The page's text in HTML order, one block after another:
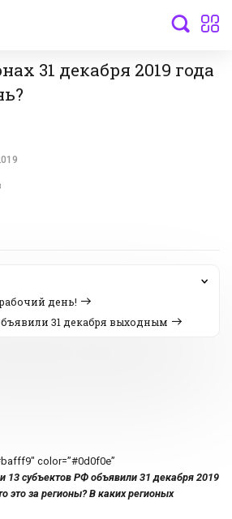
31 декабря 2019 года
рабочий день!
31 декабря выходным
color=”#0d0f0e”
13 субъектов РФ объявили 31 декабря 2019
за регионы? В каких регионых